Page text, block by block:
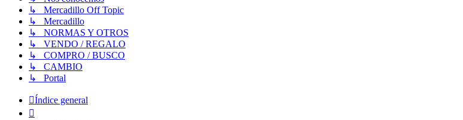
↳ Mercadillo Off Topic
↳ Mercadillo
↳ NORMAS Y OTROS
↳ VENDO / REGALO
↳ COMPRO / BUSCO
↳ CAMBIO
↳ Portal
Índice general